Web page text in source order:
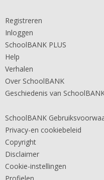
Registreren
Inloggen
SchoolBANK PLUS
Help
Verhalen
Over SchoolBANK
Geschiedenis van
SchoolBANK
Privacy-en cookiebeleid
Copyright
Disclaimer
Cookie-instellingen